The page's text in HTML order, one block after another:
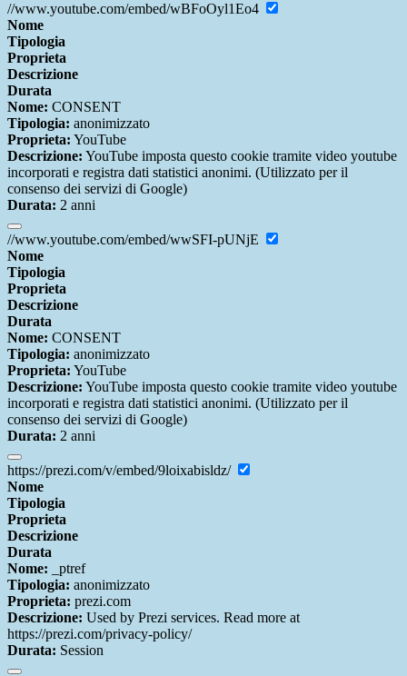
//www.youtube.com/embed/wBFoOyl1Eo4
Nome
Tipologia
Proprieta
Descrizione
Durata
Nome: CONSENT
Tipologia: anonimizzato
Proprieta: YouTube
Descrizione: YouTube imposta questo cookie tramite video youtube
incorporati e registra dati statistici anonimi. (Utilizzato per il
consenso dei servizi di Google)
Durata: 2 anni
//www.youtube.com/embed/wwSFI-pUNjE
Nome
Tipologia
Proprieta
Descrizione
Durata
Nome: CONSENT
Tipologia: anonimizzato
Proprieta: YouTube
Descrizione: YouTube imposta questo cookie tramite video youtube
incorporati e registra dati statistici anonimi. (Utilizzato per il
consenso dei servizi di Google)
Durata: 2 anni
https://prezi.com/v/embed/9loixabisldz/
Nome
Tipologia
Proprieta
Descrizione
Durata
Nome: _ptref
Tipologia: anonimizzato
Proprieta: prezi.com
Descrizione: Used by Prezi services. Read more at
https://prezi.com/privacy-policy/
Durata: Session